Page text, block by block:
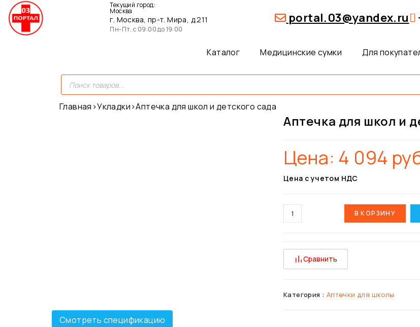
Текущий город:
Москва
г. Москва, пр-т. Мира, д.211
Пн-Пт, с 09:00 до 19:00
portal.03@yandex.ru
Каталог Медицинские сумки Для
Главная ›Укладки›Аптечка для школ и детского сада
Аптечка для школ и
Цена: 4 094
Цена с учетом НДС
В КОРЗИНУ
Сравнить
Категория : Аптечки для школы
Смотреть спецификацию